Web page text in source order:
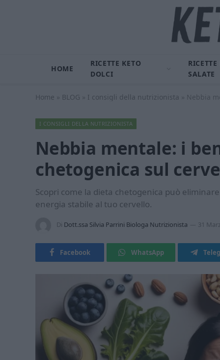
HOME
RICETTE KETO
DOLCI
RICETTE
SALATE
Home » BLOG » I consigli della nutrizionista » Nebbia
I CONSIGLI DELLA NUTRIZIONISTA
Nebbia mentale: i
chetogenica sul
Scopri come la dieta chetogenica può
energia stabile al tuo cervello.
Di Dott.ssa Silvia Parrini Biologa Nutrizionista 31
Facebook WhatsApp